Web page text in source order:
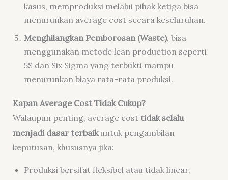
kasus, memproduksi melalui pihak ketiga bisa
menurunkan average cost secara keseluruhan.
Menghilangkan Pemborosan (Waste), bisa
menggunakan metode lean production seperti
5S dan Six Sigma yang terbukti mampu
menurunkan biaya rata-rata produksi.
Kapan Average Cost Tidak Cukup?
Walaupun penting, average cost tidak selalu
menjadi dasar terbaikuntuk pengambilan
keputusan, khususnya jika:
Produksi bersifat fleksibel atau tidak linear,